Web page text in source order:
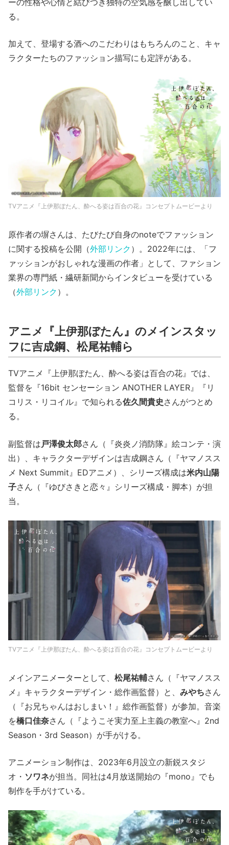
る。
加えて、登場する酒へのこだわりはもちろんのこと、キャ
ラクターたちのファッション描写にも定評がある。
TVアニメ『上伊那ぼたん、酔へる姿は百合の花』コンセプトムービーより
原作者の塀さんは、たびたび自身のnoteでファッション
に関する投稿を公開（外部リンク ）。2022年には、「フ
ァッションがおしゃれな漫画の作者」として、ファション
業界の専門紙・繊研新聞からインタビューを受けている
（外部リンク ）。
アニメ『上伊那ぼたん』のメインスタッ
フに吉成鋼、松尾祐輔ら
TVアニメ『上伊那ぼたん、酔へる姿は百合の花』では、
監督を『16bit センセーション ANOTHER LAYER』『リ
コリス・リコイル』で知られる佐久間貴史 さんがつとめ
る。
副監督は 戸澤俊太郎さん（『炎炎ノ消防隊』絵コンテ・演
出）、キャラクターデザインは吉成鋼さん（『ヤマノスス
メ Next Summit』EDアニメ）、シリーズ構成は米内山陽
子さん（『ゆびさきと恋々』シリーズ構成・脚本）が担
当。
TVアニメ『上伊那ぼたん、酔へる姿は百合の花』コンセプトムービーより
メインアニメーターとして、 松尾祐輔さん（『ヤマノスス
メ』キャラクターデザイン・総作画監督）と、 みやちさん
（『お兄ちゃんはおしまい！』総作画監督）が参加。音楽
を橋口佳奈さん（『ようこそ実力至上主義の教室へ』2nd
Season・3rd Season）が手がける。
アニメーション制作は、2023年6月設立の新鋭スタジ
オ・ ソワネが担当。同社は4月放送開始の『mono』でも
制作を手がけている。